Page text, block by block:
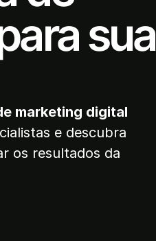
sua
marketing digital
e descubra
os resultados da